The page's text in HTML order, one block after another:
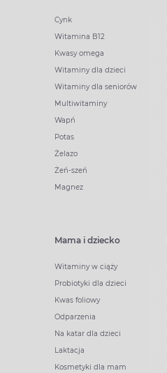
Cynk
Witamina B12
Kwasy omega
Witaminy dla dzieci
Witaminy dla seniorów
Multiwitaminy
Wapń
Potas
Żelazo
Żeń-szeń
Magnez
Mama i dziecko
Witaminy w ciąży
Probiotyki dla dzieci
Kwas foliowy
Odparzenia
Na katar dla dzieci
Laktacja
Kosmetyki dla mam